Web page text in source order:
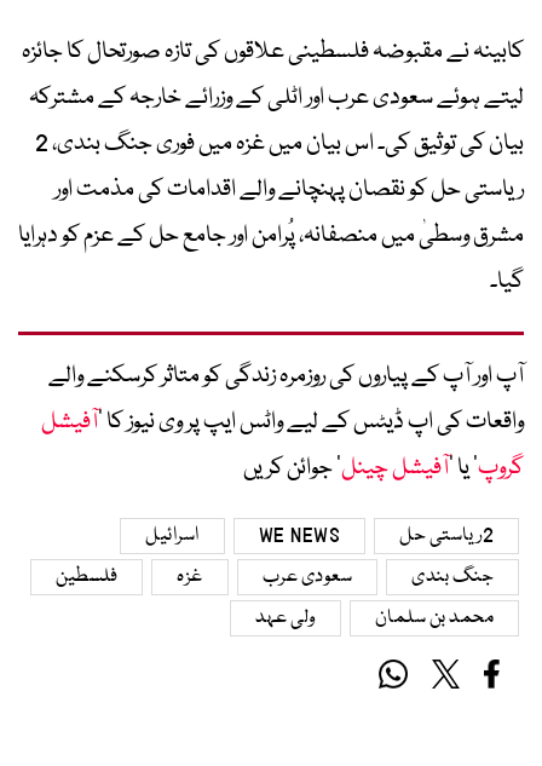
کابینہ نے مقبوضہ فلسطینی علاقوں کی تازہ صورتحال کا جائزہ
لیتے ہوئے سعودی عرب اور اٹلی کے وزرائے خارجہ کے مشترکہ
بیان کی توثیق کی۔ اس بیان میں غزہ میں فوری جنگ بندی، 2
ریاستی حل کو نقصان پہنچانے والے اقدامات کی مذمت اور
مشرق وسطیٰ میں منصفانہ، پُرامن اور جامع حل کے عزم کو دہرایا
گیا۔
آپ اور آپ کے پیاروں کی روزمرہ زندگی کو متاثر کرسکنے والے
واقعات کی اپ ڈیٹس کے لیے واٹس ایپ پر وی نیوز کا ’آفیشل
گروپ‘ یا ’آفیشل چینل‘ جوائن کریں
2ریاستی حل WE NEWS
اسرائیل
جنگ بندی
سعودی عرب غزہ
فلسطین
محمد بن سلمان
ولی عہد